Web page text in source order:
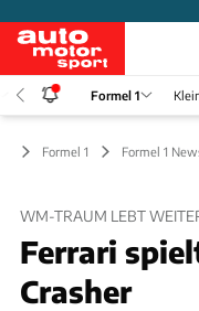
Formel 1
Formel 1 Formel 1
WM-TRAUM LEBT
Ferrari
Crasher